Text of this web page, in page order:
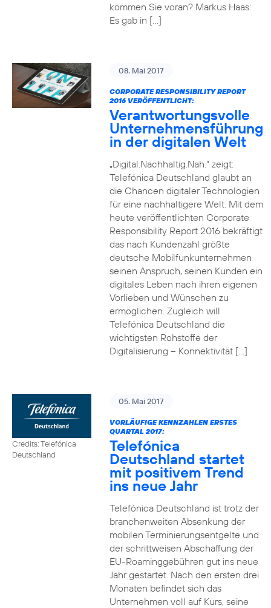
kommen Sie voran? Markus Haas:
Es gab in […]
08. Mai 2017
CORPORATE RESPONSIBILITY REPORT
2016 VERÖFFENTLICHT:
Verantwortungsvolle
Unternehmensführung
in der digitalen Welt
„Digital.Nachhaltig.Nah.“ zeigt:
Telefónica Deutschland glaubt an
die Chancen digitaler Technologien
für eine nachhaltigere Welt. Mit dem
heute veröffentlichten Corporate
Responsibility Report 2016 bekräftigt
das nach Kundenzahl größte
deutsche Mobilfunkunternehmen
seinen Anspruch, seinen Kunden ein
digitales Leben nach ihren eigenen
Vorlieben und Wünschen zu
ermöglichen. Zugleich will
Telefónica Deutschland die
wichtigsten Rohstoffe der
Digitalisierung – Konnektivität […]
Credits: Telefónica
Deutschland
05. Mai 2017
VORLÄUFIGE KENNZAHLEN ERSTES
QUARTAL 2017:
Telefónica
Deutschland startet
mit positivem Trend
ins neue Jahr
Telefónica Deutschland ist trotz der
branchenweiten Absenkung der
mobilen Terminierungsentgelte und
der schrittweisen Abschaffung der
EU-Roaminggebühren gut ins neue
Jahr gestartet. Nach den ersten drei
Monaten befindet sich das
Unternehmen voll auf Kurs, seine